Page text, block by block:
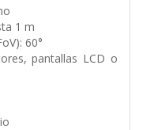
1 m
60°
pantallas LCD o